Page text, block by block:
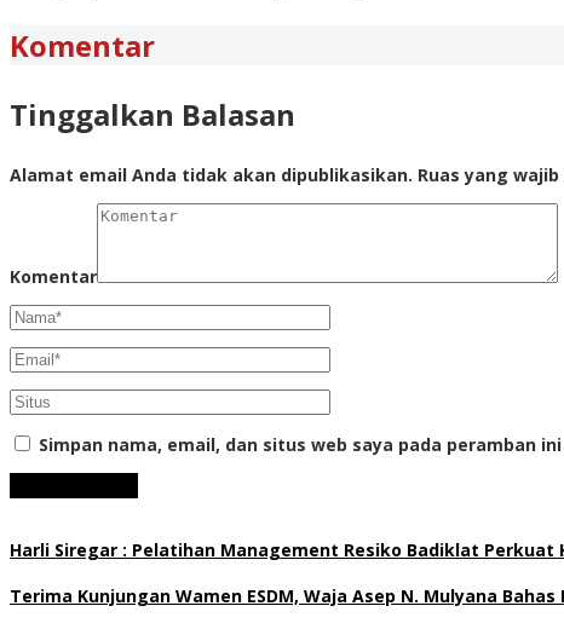
Komentar
Tinggalkan Balasan
Alamat email Anda tidak akan dipublikasikan. Ruas yang
Komentar
Simpan nama, email, dan situs web saya pada peramban
Harli Siregar : Pelatihan Management Resiko Badiklat Perkuat
Terima Kunjungan Wamen ESDM, Waja Asep N. Mulyana Bahas